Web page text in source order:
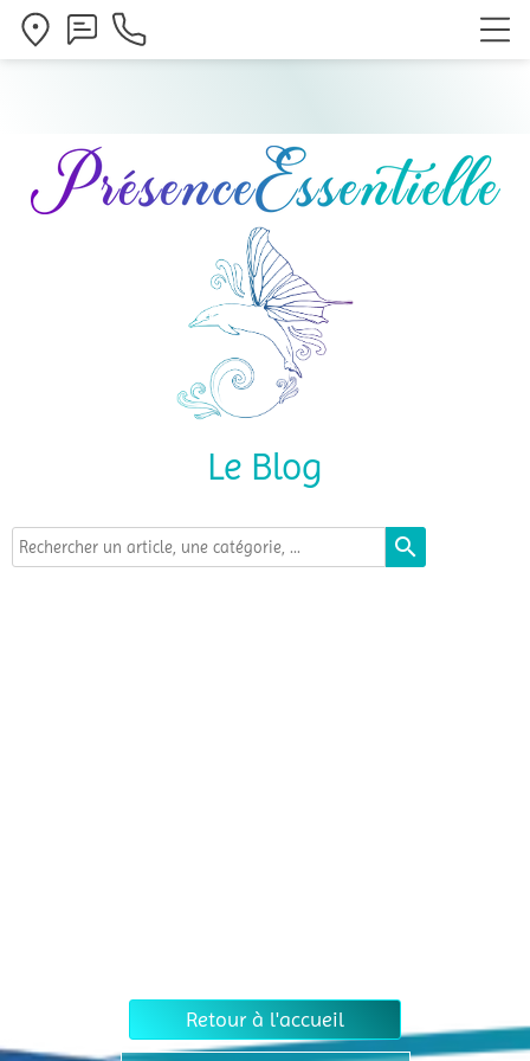
Le Blog
search
Retour à l'accueil